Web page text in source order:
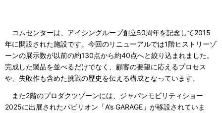
コムセンターは、アイシングループ創立50周年を記念して2015
年に開設された施設です。今回のリニューアルでは1階ヒストリーゾ
ーンの展示数が以前の約130点から約40点へと絞り込まれました。
完成した製品を並べるだけでなく、顧客の要望に応えるプロセス
や、失敗作も含めた挑戦の歴史を伝える構成となっています。
また2階のプロダクツゾーンには、ジャパンモビリティショー
2025に出展されたパビリオン「A’s GARAGE」が移設されていま